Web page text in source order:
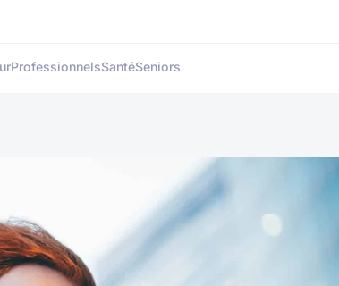
ProfessionnelsSantéSeniors